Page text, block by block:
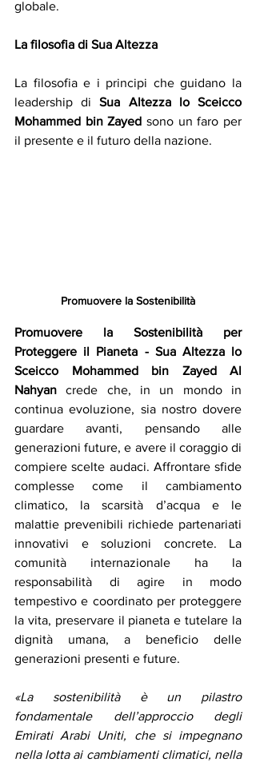
globale.
La filosofia di Sua Altezza
La filosofia e i principi che guidano la
leadership di Sua Altezza lo Sceicco
Mohammed bin Zayed sono un faro per
il presente e il futuro della nazione.
Promuovere la Sostenibilità
Promuovere la Sostenibilità per
Proteggere il Pianeta - Sua Altezza lo
Sceicco Mohammed bin Zayed Al
Nahyan crede che, in un mondo in
continua evoluzione, sia nostro dovere
guardare avanti, pensando alle
generazioni future, e avere il coraggio di
compiere scelte audaci. Affrontare sfide
complesse come il cambiamento
climatico, la scarsità d’acqua e le
malattie prevenibili richiede partenariati
innovativi e soluzioni concrete. La
comunità internazionale ha la
responsabilità di agire in modo
tempestivo e coordinato per proteggere
la vita, preservare il pianeta e tutelare la
dignità umana, a beneficio delle
generazioni presenti e future.
«La sostenibilità è un pilastro
fondamentale dell’approccio degli
Emirati Arabi Uniti, che si impegnano
nella lotta ai cambiamenti climatici, nella